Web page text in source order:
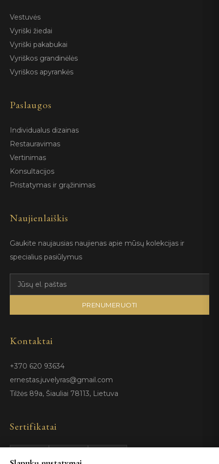
Vestuvės
Vyriški žiedai
Vyriški pakabukai
Vyriškos grandinėlės
Vyriškos apyrankės
Paslaugos
Individualus dizainas
Restauravimas
Vertinimas
Konsultacijos
Pristatymas ir grąžinimas
Naujienlaiškis
Gaukite naujausias naujienas apie mūsų kolekcijas ir
specialius pasiūlymus
PRENUMERUOTI
Kontaktai
+370 620 93634
ernestas.juvelyras@gmail.com
Tilžės 89a, Šiauliai 78113, Lietuva
Sertifikatai
GIA